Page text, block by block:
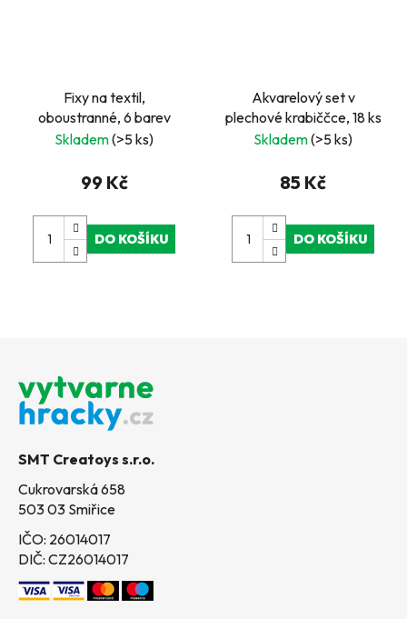
Fixy na textil,
oboustranné, 6 barev
Skladem(>5 ks)
99 Kč
DO KOŠÍKU
Akvarelový set v
plechové krabiččce, 18 ks
Skladem(>5 ks)
85 Kč
DO KOŠÍKU
SMT Creatoys s.r.o.
Cukrovarská 658
503 03 Smiřice
IČO: 26014017
DIČ: CZ26014017